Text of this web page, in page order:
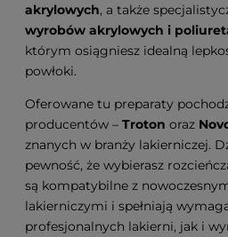
akrylowych, a także
wyrobów akrylowych i
którym osiągniesz idealną
powłoki.
Oferowane tu preparaty
producentów – Troton oraz
znanych w branży lakierniczej.
pewność, że wybierasz
są kompatybilne z
lakierniczymi i spełniają
profesjonalnych lakierni, jak i